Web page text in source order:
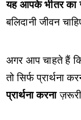
यह आपके भीतर का
बलिदानी जीवन
अगर आप चाहते हैं
तो सिर्फ प्रार्थना
प्रार्थना करना